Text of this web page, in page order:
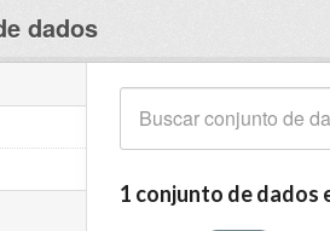
dados
1 conjunto de dados